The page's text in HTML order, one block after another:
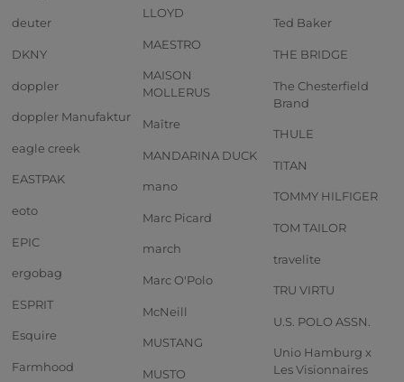
deuter
DKNY
doppler
doppler Manufaktur
eagle creek
EASTPAK
eoto
EPIC
ergobag
ESPRIT
Esquire
Farmhood
LLOYD
MAESTRO
MAISON
MOLLERUS
Maître
MANDARINA DUCK
mano
Marc Picard
march
Marc O'Polo
McNeill
MUSTANG
MUSTO
Ted Baker
THE BRIDGE
The Chesterfield
Brand
THULE
TITAN
TOMMY HILFIGER
TOM TAILOR
travelite
TRU VIRTU
U.S. POLO ASSN.
Unio Hamburg x
Les Visionnaires